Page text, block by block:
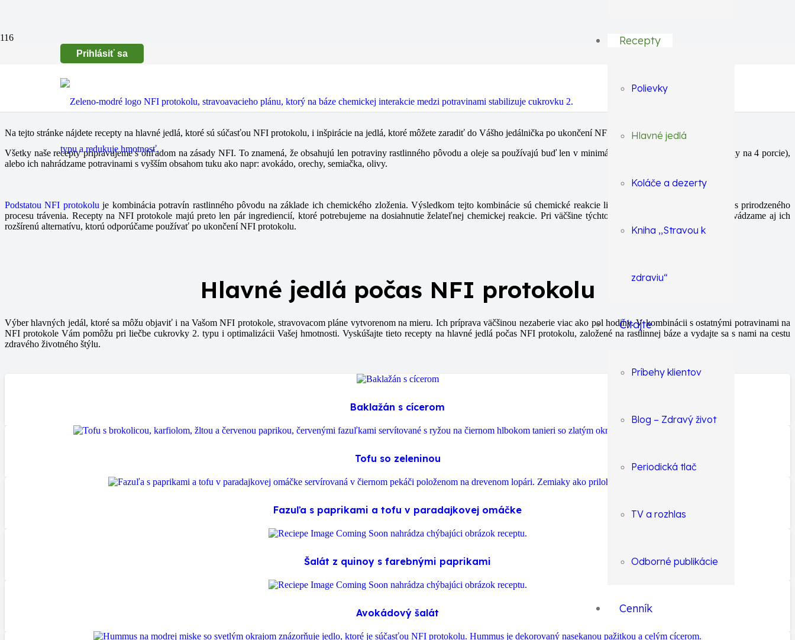
Prihlásiť sa
Recepty
Polievky
Hlavné jedlá
Koláče a dezerty
Kniha ,,Stravou k
zdraviu“
Čítajte
Príbehy klientov
Blog – Zdravý život
Periodická tlač
TV a rozhlas
Odborné publikácie
Cenník
Na tejto stránke nájdete recepty na hlavné jedlá, ktoré sú súčasťou NFI protokolu, i inšpirácie na jedlá, ktoré môžete zaradiť do Vášho jedálnička po ukončení NFI protokolu.
Všetky naše recepty pripravujeme s ohľadom na zásady NFI. To znamená, že obsahujú len potraviny rastlinného pôvodu a oleje sa používajú buď len v minimálnom množstve (1/4 čajovej ližičky na 4 porcie),
alebo ich nahrádzame potravinami s vyšším obsahom tuku ako napr: avokádo, orechy, semiačka, olivy.
Podstatou NFI protokolu je kombinácia potravín rastlinného pôvodu na základe ich chemického zloženia. Výsledkom tejto kombinácie sú chemické reakcie lipolýzy (odbúravania tukov) počas prirodzeného
procesu trávenia. Recepty na NFI protokole majú preto len pár ingrediencií, ktoré potrebujeme na dosiahnutie želateľnej chemickej reakcie. Pri väčšine týchto receptov na hlavné jedlá však uvádzame aj ich
rozšírenú alternatívu, ktorú odporúčame používať po ukončení NFI protokolu.
Hlavné jedlá počas NFI protokolu
Výber hlavných jedál, ktoré sa môžu objaviť i na Vašom NFI protokole, stravovacom pláne vytvorenom na mieru. Ich príprava väčšinou nezaberie viac ako pol hodiny. V kombinácii s ostatnými potravinami na
NFI protokole Vám pomôžu pri liečbe cukrovky 2. typu i optimalizácii Vašej hmotnosti. Vyskúšajte tieto recepty na hlavné jedlá počas NFI protokolu, založené na rastlinnej báze a vydajte sa s nami na cestu
zdravého životného štýlu.
Baklažán s cícerom
Tofu so zeleninou
Fazuľa s paprikami a tofu v paradajkovej omáčke
Šalát z quinoy s farebnými paprikami
Avokádový šalát